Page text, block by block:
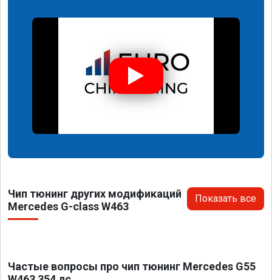
Чип тюнинг других модификаций
Mercedes G-class W463
Показать все
Частые вопросы про чип тюнинг Mercedes G55